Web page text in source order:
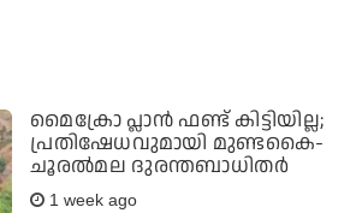
മൈക്രോ പ്ലാന്‍ ഫണ്ട് കിട്ടിയില്ല;
പ്രതിഷേധവുമായി മുണ്ടകൈ-
ചൂരല്‍മല ദുരന്തബാധിതര്‍
1 week ago